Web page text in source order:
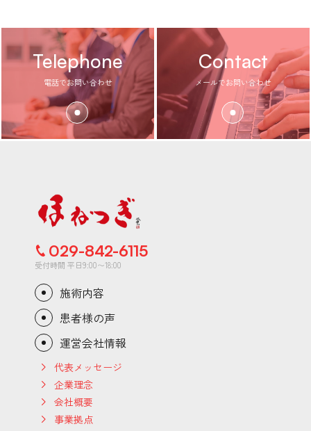
Telephone
電話でお問い合わせ
Contact
メールでお問い合わせ
029-842-6115
受付時間 平日9:00〜18:00
施術内容
患者様の声
運営会社情報
代表メッセージ
企業理念
会社概要
事業拠点